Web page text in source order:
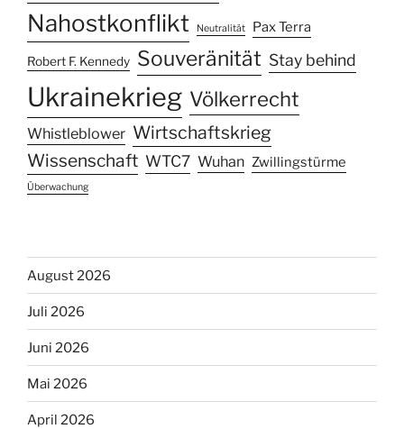
Nahostkonflikt Neutralität Pax Terra
Robert F. Kennedy Souveränität Stay behind
Ukrainekrieg Völkerrecht
Whistleblower Wirtschaftskrieg
Wissenschaft WTC7 Wuhan Zwillingstürme
Überwachung
August 2026
Juli 2026
Juni 2026
Mai 2026
April 2026